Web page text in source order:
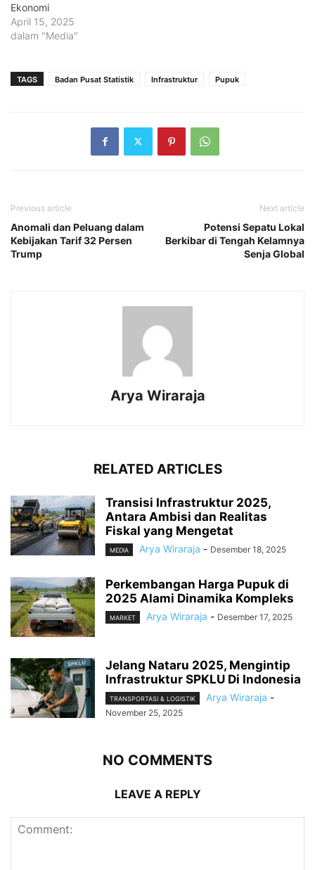
Ekonomi
April 15, 2025
dalam "Media"
TAGS Badan Pusat Statistik Infrastruktur Pupuk
Previous article
Anomali dan Peluang dalam
Kebijakan Tarif 32 Persen
Trump
Next article
Potensi Sepatu Lokal
Berkibar di Tengah Kelamnya
Senja Global
Arya Wiraraja
RELATED ARTICLES
Transisi Infrastruktur 2025,
Antara Ambisi dan Realitas
Fiskal yang Mengetat
MEDIA Arya Wiraraja - Desember 18, 2025
Perkembangan Harga Pupuk di
2025 Alami Dinamika Kompleks
MARKET Arya Wiraraja - Desember 17, 2025
Jelang Nataru 2025, Mengintip
Infrastruktur SPKLU Di Indonesia
TRANSPORTASI & LOGISTIK Arya Wiraraja -
November 25, 2025
NO COMMENTS
LEAVE A REPLY